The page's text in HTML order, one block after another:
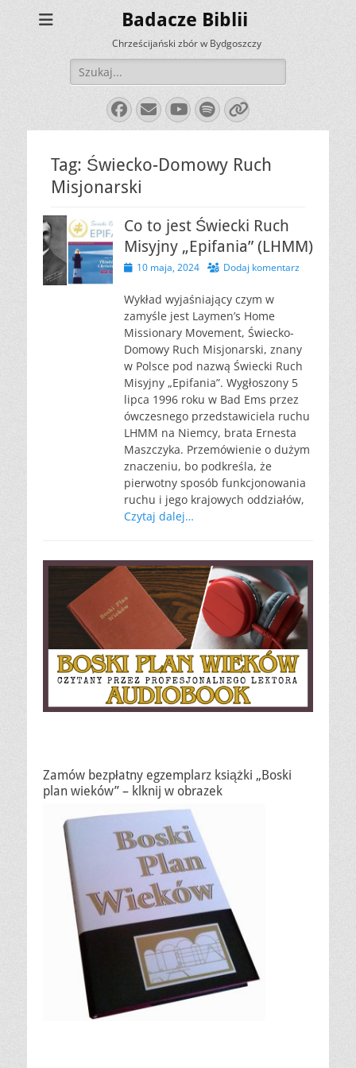
Badacze Biblii
Chrześcijański zbór w Bydgoszczy
Szukaj:
Facebook
E-
mail
YouTube
Spotify
Link
Tag: Świecko-Domowy Ruch
Misjonarski
Co to jest Świecki Ruch
Misyjny „Epifania” (LHMM)
Opublikowano
10 maja, 2024 Dodaj komentarz
Wykład wyjaśniający czym w
zamyśle jest Laymen’s Home
Missionary Movement, Świecko-
Domowy Ruch Misjonarski, znany
w Polsce pod nazwą Świecki Ruch
Misyjny „Epifania”. Wygłoszony 5
lipca 1996 roku w Bad Ems przez
ówczesnego przedstawiciela ruchu
LHMM na Niemcy, brata Ernesta
Maszczyka. Przemówienie o dużym
znaczeniu, bo podkreśla, że
pierwotny sposób funkcjonowania
ruchu i jego krajowych oddziałów,
Czytaj dalej…
Zamów bezpłatny egzemplarz książki „Boski
plan wieków” – klknij w obrazek